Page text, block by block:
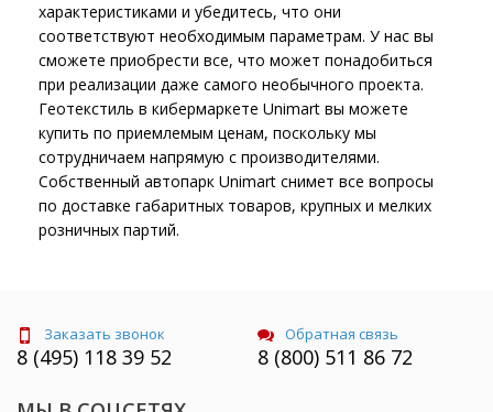
характеристиками и убедитесь, что они
соответствуют необходимым параметрам. У нас вы
сможете приобрести все, что может понадобиться
при реализации даже самого необычного проекта.
Геотекстиль в кибермаркете Unimart вы можете
купить по приемлемым ценам, поскольку мы
сотрудничаем напрямую с производителями.
Собственный автопарк Unimart снимет все вопросы
по доставке габаритных товаров, крупных и мелких
розничных партий.
Заказать звонок
8 (495) 118 39 52
Обратная связь
8 (800) 511 86 72